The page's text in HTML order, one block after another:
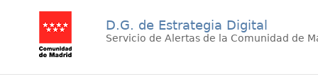
D.G. de Estrategia Digital
Servicio de Alertas de la Comunidad de